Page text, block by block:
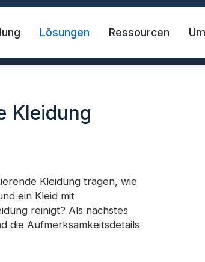
Lösungen Ressourcen Um
Sicherheitsweste FR-
Kleidung
Kleidung tragen, wie
ein Kleid mit
reinigt? Als nächstes
die Aufmerksamkeitsdetails